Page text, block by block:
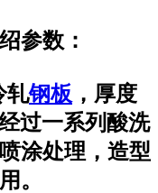
参数：
轧钢板 ，厚度
过一系列酸洗
涂处理，造型
。